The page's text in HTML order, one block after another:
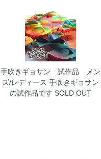
手吹きギョサン 試作品 メン
ズ/レディース 手吹きギョサン
の試作品です SOLD OUT